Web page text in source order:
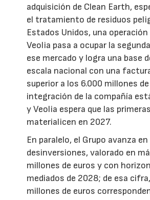
adquisición de Clean Earth,
el tratamiento de residuos
Estados Unidos, una operación
Veolia pasa a ocupar la
ese mercado y logra una base
escala nacional con una
superior a los 6.000 millones
integración de la compañía
y Veolia espera que las
materialicen en 2027.
En paralelo, el Grupo avanza
desinversiones, valorado en
millones de euros y con
mediados de 2028; de esa
millones de euros